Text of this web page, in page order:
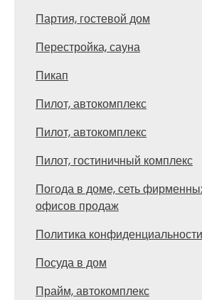
Партия, гостевой дом
Перестройка, сауна
Пикап
Пилот, автокомплекс
Пилот, автокомплекс
Пилот, гостиничный комплекс
Погода в доме, сеть
офисов продаж
Политика конфиденциальности
Посуда в дом
Прайм, автокомплекс